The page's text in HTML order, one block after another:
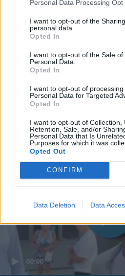
Personal Data Processing Opt
I want to opt-out of the
personal data.
Opted In
I want to opt-out of the Sale of
Personal Data.
Opted In
I want to opt-out of processing
Personal Data for Targeted
Opted In
I want to opt-out of Collection,
Retention, Sale, and/or
Personal Data that Is
Purposes for which it was
Opted Out
CONFIRM
Data Deletion Data
00:00